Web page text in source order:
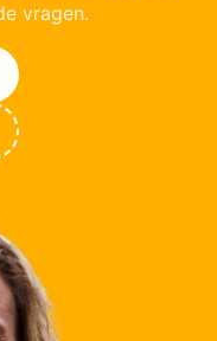
vragen.